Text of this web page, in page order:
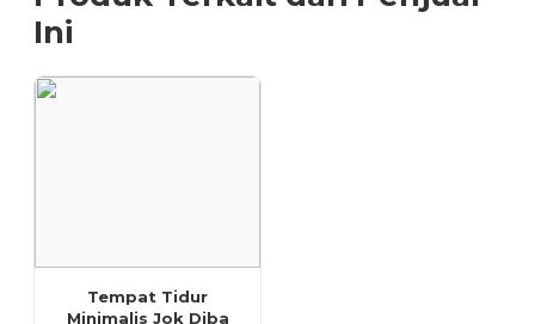
Ini
Tempat Tidur
Minimalis Jok Diba